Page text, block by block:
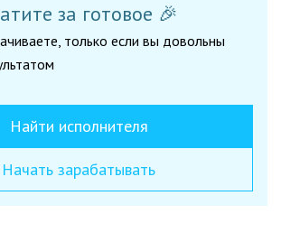
за готовое 🎉
только если вы довольны
Найти исполнителя
Начать зарабатывать